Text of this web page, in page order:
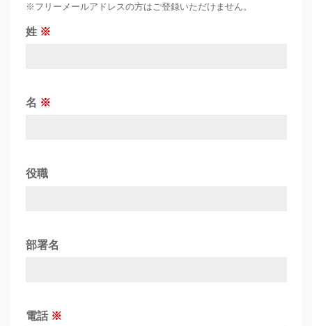
※フリーメールアドレスの方はご登録いただけません。
姓
名
役職
部署名
電話